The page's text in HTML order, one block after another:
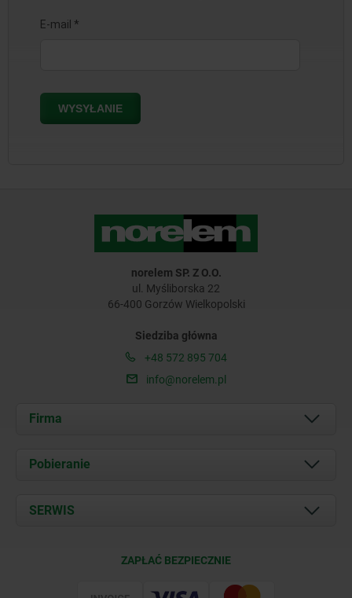
norelem SP. Z O.O.
ul. Myśliborska 22
66-400 Gorzów Wielkopolski
Siedziba główna
+48 572 895 704
info@norelem.pl
Firma
O nas
Kontakt
Pobieranie
Documents
SERWIS
ZAPŁAĆ BEZPIECZNIE